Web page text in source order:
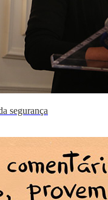
segurança